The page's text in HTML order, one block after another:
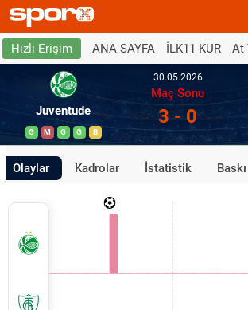
Hızlı Erişim ANA SAYFA İLK11 KUR At
Juventude
G M G G B
30.05.2026
Maç Sonu
3 - 0
Olaylar Kadrolar İstatistik